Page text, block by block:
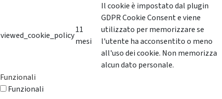
viewed_cookie_policy
11
mesi
Il cookie è impostato dal plugin
GDPR Cookie Consent e viene
utilizzato per memorizzare se
l'utente ha acconsentito o meno
all'uso dei cookie. Non memorizza
alcun dato personale.
Funzionali
Funzionali